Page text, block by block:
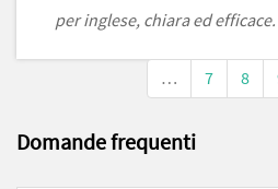
per inglese, chiara ed
… 7 8
Domande frequenti